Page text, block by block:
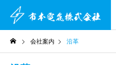
会社案内 沿革